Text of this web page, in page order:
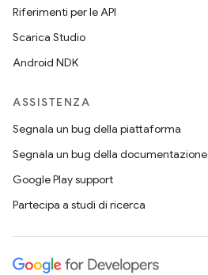
Riferimenti per le API
Scarica Studio
Android NDK
ASSISTENZA
Segnala un bug della piattaforma
Segnala un bug della documentazione
Google Play support
Partecipa a studi di ricerca